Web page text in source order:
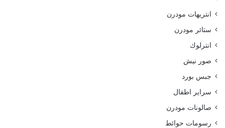
انتريهات مودرن
ستائر مودرن
انترلوك
صور نيش
جبس بورد
سراير اطفال
صالونات مودرن
رسومات حوائط